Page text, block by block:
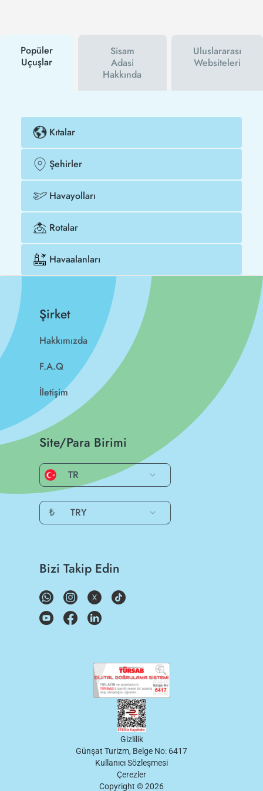
Popüler
Uçuşlar
Sisam
Adasi
Hakkında
Uluslararası
Websiteleri
Kıtalar
Şehirler
Havayolları
Rotalar
Havaalanları
Şirket
Hakkımızda
F.A.Q
İletişim
Site/Para Birimi
TR
₺ TRY
Bizi Takip Edin
Gizlilik
Günşat Turizm, Belge No: 6417
Kullanıcı Sözleşmesi
Çerezler
Copyright ©2026